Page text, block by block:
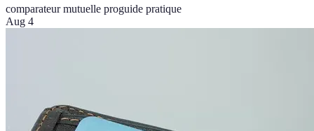
comparateur mutuelle proguide pratique
Aug 4